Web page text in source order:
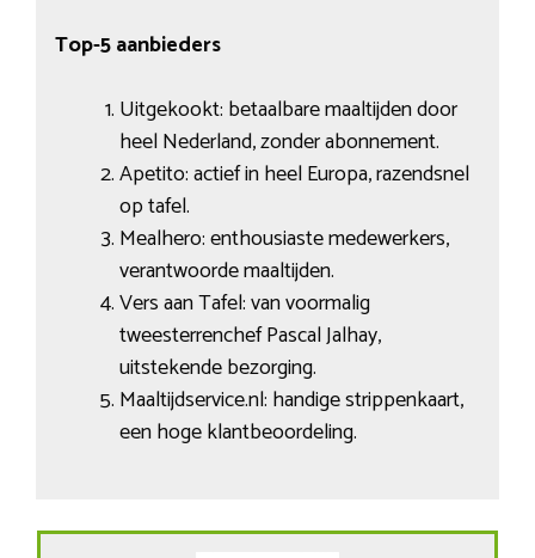
Top-5 aanbieders
Uitgekookt: betaalbare maaltijden door
heel Nederland, zonder abonnement.
Apetito: actief in heel Europa, razendsnel
op tafel.
Mealhero: enthousiaste medewerkers,
verantwoorde maaltijden.
Vers aan Tafel: van voormalig
tweesterrenchef Pascal Jalhay,
uitstekende bezorging.
Maaltijdservice.nl: handige strippenkaart,
een hoge klantbeoordeling.